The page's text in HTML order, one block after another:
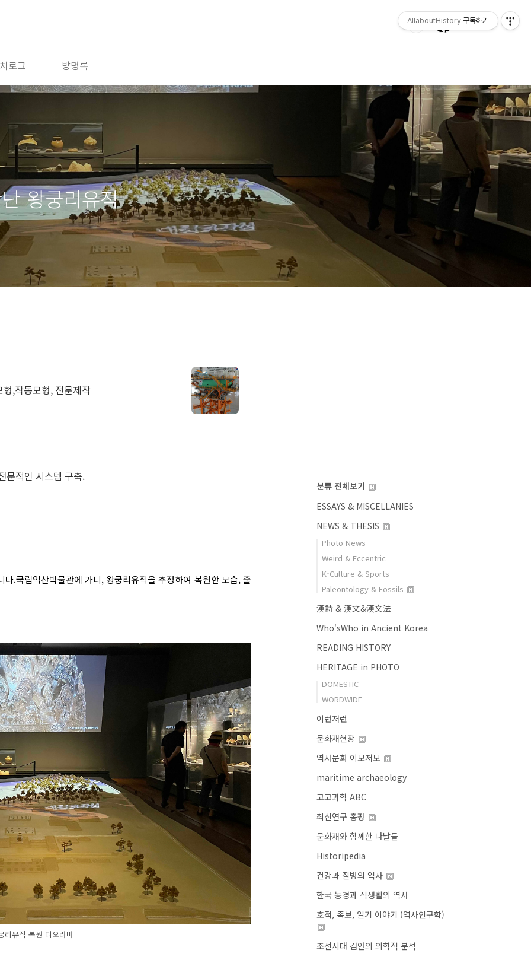
로그 방명록
왕궁리유적
,작동모형, 전문제작
문적인 시스템 구축.
.국립익산박물관에 가니, 왕궁리유적을 추정하여 복원한 모습, 출
리유적 복원 디오라마
분류 전체보기
ESSAYS & MISCELLANIES
NEWS & THESIS
Photo News
Weird & Eccentric
K-Culture & Sports
Paleontology & Fossils
漢詩 & 漢文&漢文法
Who'sWho in Ancient Korea
READING HISTORY
HERITAGE in PHOTO
DOMESTIC
WORDWIDE
이런저런
문화재현장
역사문화 이모저모
maritime archaeology
고고과학 ABC
최신연구 총평
문화재와 함께한 나날들
Historipedia
건강과 질병의 역사
한국 농경과 식생활의 역사
호적, 족보, 일기 이야기 (역사인구학)
조선시대 검안의 의학적 분석
AllaboutHistory 구독하기